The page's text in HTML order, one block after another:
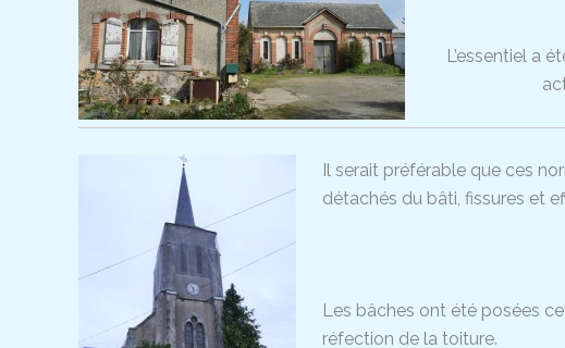
L’essentiel a
Il serait préférable que ces
détachés du bâti, fissures et
Les bâches ont été posées
réfection de la toiture.